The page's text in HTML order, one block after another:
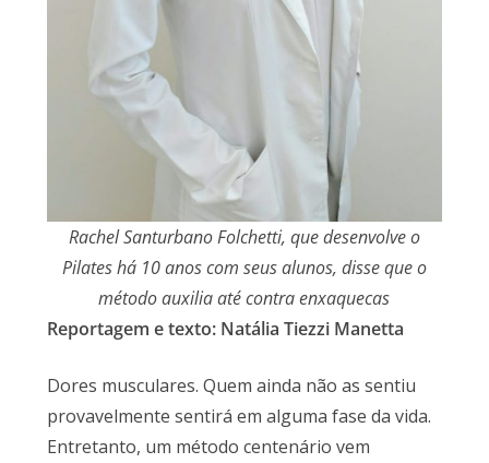
Rachel Santurbano Folchetti, que desenvolve o
Pilates há 10 anos com seus alunos, disse que o
método auxilia até contra enxaquecas
Reportagem e texto: Natália Tiezzi Manetta
Dores musculares. Quem ainda não as sentiu
provavelmente sentirá em alguma fase da vida.
Entretanto, um método centenário vem